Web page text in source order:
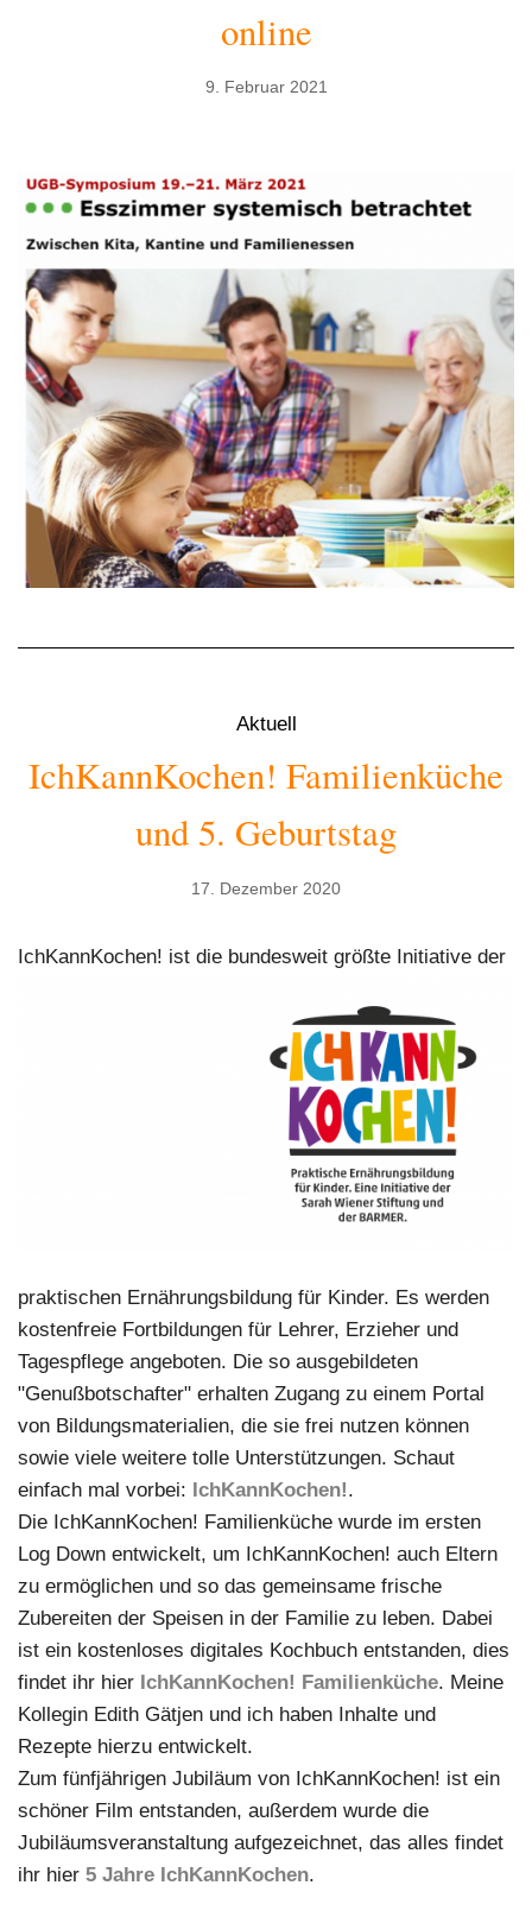
online
9. Februar 2021
Aktuell
IchKannKochen! Familienküche
und 5. Geburtstag
17. Dezember 2020
IchKannKochen! ist die bundesweit größte Initiative der
praktischen Ernährungsbildung für Kinder. Es werden
kostenfreie Fortbildungen für Lehrer, Erzieher und
Tagespflege angeboten. Die so ausgebildeten
"Genußbotschafter" erhalten Zugang zu einem Portal
von Bildungsmaterialien, die sie frei nutzen können
sowie viele weitere tolle Unterstützungen. Schaut
einfach mal vorbei: IchKannKochen!.
Die IchKannKochen! Familienküche wurde im ersten
Log Down entwickelt, um IchKannKochen! auch Eltern
zu ermöglichen und so das gemeinsame frische
Zubereiten der Speisen in der Familie zu leben. Dabei
ist ein kostenloses digitales Kochbuch entstanden, dies
findet ihr hier IchKannKochen! Familienküche. Meine
Kollegin Edith Gätjen und ich haben Inhalte und
Rezepte hierzu entwickelt.
Zum fünfjährigen Jubiläum von IchKannKochen! ist ein
schöner Film entstanden, außerdem wurde die
Jubiläumsveranstaltung aufgezeichnet, das alles findet
ihr hier 5 Jahre IchKannKochen.